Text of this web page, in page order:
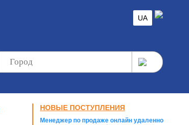
UA
НОВЫЕ ПОСТУПЛЕНИЯ
Менеджер по продаже онлайн удаленно